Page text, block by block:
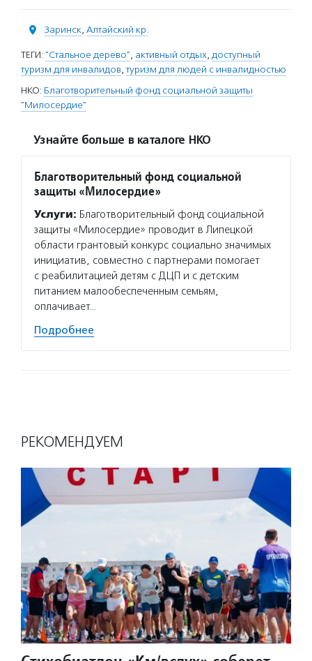
Заринск, Алтайский кр.
ТЕГИ: "Стальное дерево", активный отдых, доступный
туризм для инвалидов,туризм для людей с инвалидностью
НКО: Благотворительный фонд социальной защиты
"Милосердие"
Узнайте больше в каталоге НКО
Благотворительный фонд социальной
защиты «Милосердие»
Услуги: Благотворительный фонд социальной
защиты «Милосердие» проводит в Липецкой
области грантовый конкурс социально значимых
инициатив, совместно с партнерами помогает
с реабилитацией детям с ДЦП и с детским
питанием малообеспеченным семьям,
оплачивает…
Подробнее
РЕКОМЕНДУЕМ